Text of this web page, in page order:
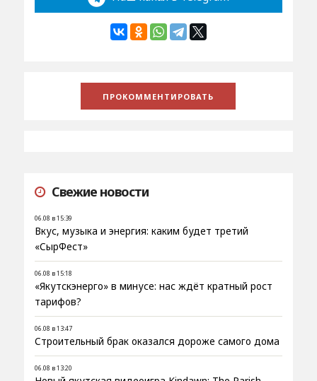
Свежие новости
06.08 в 15:39
Вкус, музыка и энергия: каким будет третий
«СырФест»
06.08 в 15:18
«Якутскэнерго» в минусе: нас ждёт кратный рост
тарифов?
06.08 в 13:47
Строительный брак оказался дороже самого дома
06.08 в 13:20